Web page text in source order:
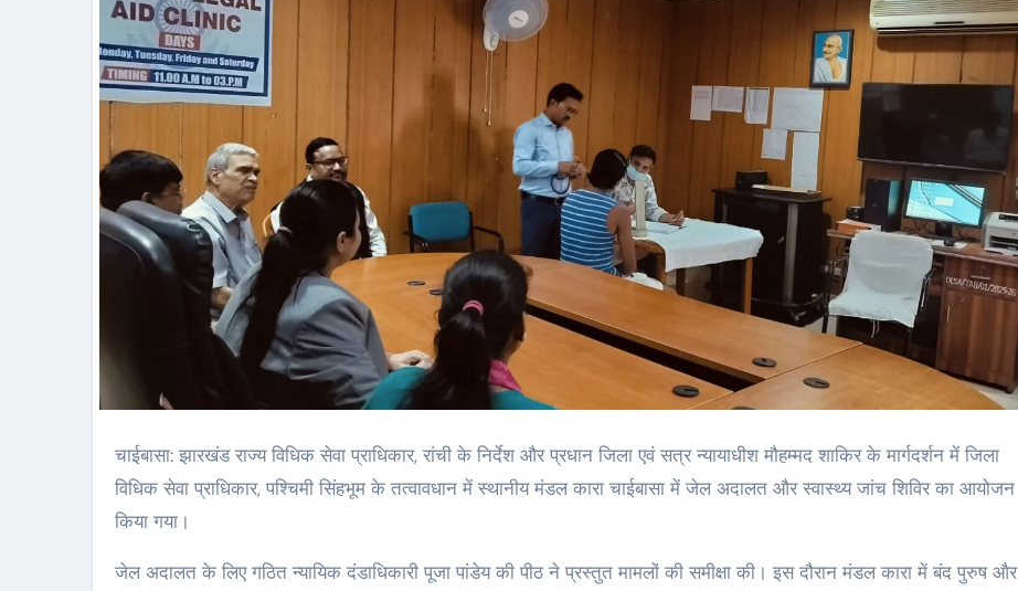
चाईबासा: झारखंड राज्य विधिक सेवा प्राधिकार, रांची के निर्देश और प्रधान जिला एवं सत्र न्यायाधीश मौहम्मद शाकिर के मार्गदर्शन में जिला
विधिक सेवा प्राधिकार, पश्चिमी सिंहभूम के तत्वावधान में स्थानीय मंडल कारा चाईबासा में जेल अदालत और स्वास्थ्य जांच शिविर का आयोजन
किया गया।
जेल अदालत के लिए गठित न्यायिक दंडाधिकारी पूजा पांडेय की पीठ ने प्रस्तुत मामलों की समीक्षा की। इस दौरान मंडल कारा में बंद पुरुष और